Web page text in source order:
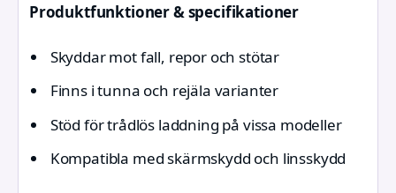
Produktfunktioner & specifikationer
Skyddar mot fall, repor och stötar
Finns i tunna och rejäla varianter
Stöd för trådlös laddning på vissa modeller
Kompatibla med skärmskydd och linsskydd